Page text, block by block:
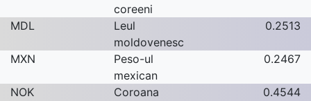
coreeni
MDL
Leul
moldovenesc
0.2513
MXN
Peso-ul
mexican
0.2467
NOK
Coroana
0.4544